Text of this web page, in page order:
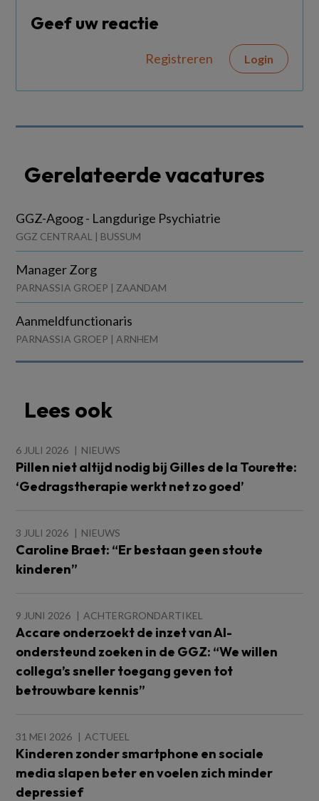
Geef uw reactie
Registreren Login
Gerelateerde vacatures
GGZ-Agoog - Langdurige Psychiatrie
GGZ CENTRAAL | BUSSUM
Manager Zorg
PARNASSIA GROEP | ZAANDAM
Aanmeldfunctionaris
PARNASSIA GROEP | ARNHEM
Lees ook
6 JULI 2026 NIEUWS
Pillen niet altijd nodig bij Gilles de la Tourette:
‘Gedragstherapie werkt net zo goed’
3 JULI 2026 NIEUWS
Caroline Braet: “Er bestaan geen stoute
kinderen”
9 JUNI 2026 ACHTERGRONDARTIKEL
Accare onderzoekt de inzet van AI-
ondersteund zoeken in de GGZ: “We willen
collega’s sneller toegang geven tot
betrouwbare kennis”
31 MEI 2026 ACTUEEL
Kinderen zonder smartphone en sociale
media slapen beter en voelen zich minder
depressief